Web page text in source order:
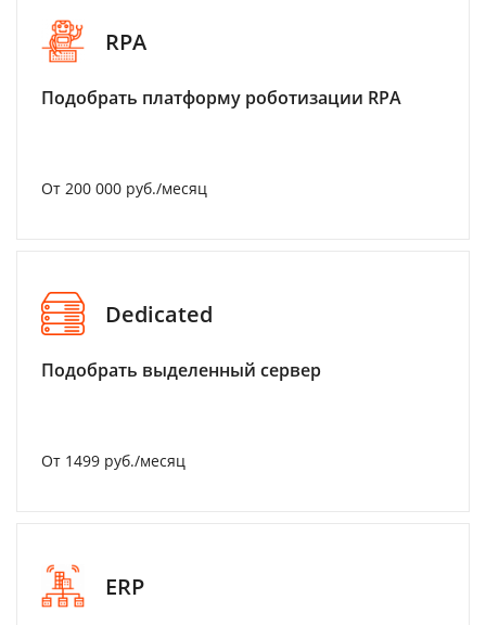
RPA
Подобрать платформу роботизации RPA
От 200 000 руб./месяц
Dedicated
Подобрать выделенный сервер
От 1499 руб./месяц
ERP